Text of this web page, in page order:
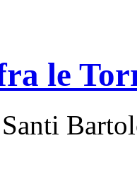
le